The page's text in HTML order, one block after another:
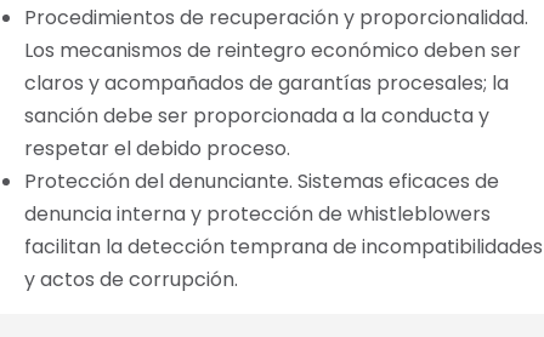
Procedimientos de recuperación y proporcionalidad.
Los mecanismos de reintegro económico deben ser
claros y acompañados de garantías procesales; la
sanción debe ser proporcionada a la conducta y
respetar el debido proceso.
Protección del denunciante. Sistemas eficaces de
denuncia interna y protección de whistleblowers
facilitan la detección temprana de incompatibilidades
y actos de corrupción.